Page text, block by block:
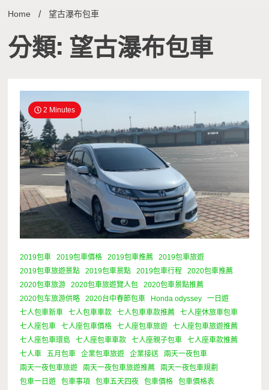
Home 望古瀑布包車
分類: 望古瀑布包車
2 Minutes
2019包車 2019包車價格 2019包車推薦
2019包車旅遊
2019包車旅遊景點
2019包車景點 2019包車行程
2020包車推薦
2020包車旅游
2020包車旅遊覽人包
2020包車景點推薦
2020包车旅游供略
2020台中春節包車 Honda odyssey
一日遊
七人包車新車
七人包車車款 七人包車車款推薦
七人座休旅車包車
七人座包車
七人座包車價格 七人座包車旅遊
七人座包車旅遊推薦
七人座包車環島
七人座包車車款 七人座親子包車
七人座車款推薦
七人車
五月包車 企業包車旅遊 企業接送
兩天一夜包車
兩天一夜包車旅遊
兩天一夜包車旅遊推薦
兩天一夜包車規劃
包車一日遊
包車事項 包車五天四夜 包車價格
包車價格表